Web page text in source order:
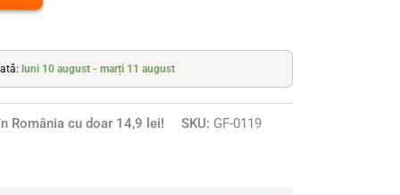
luni 10 august - marți 11 august
România cu doar 14,9 lei! SKU: GF-0119